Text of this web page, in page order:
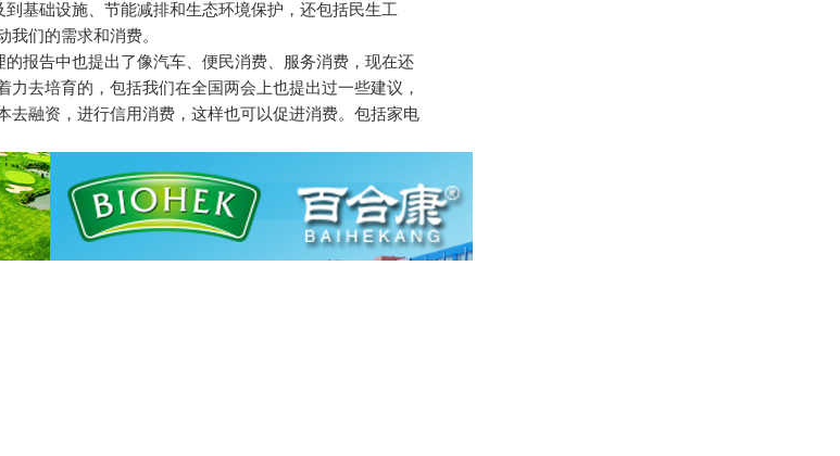
基础设施、节能减排和生态环境保护，还包括民生工
们的需求和消费。
报告中也提出了像汽车、便民消费、服务消费，现在还
去培育的，包括我们在全国两会上也提出过一些建议，
融资，进行信用消费，这样也可以促进消费。包括家电